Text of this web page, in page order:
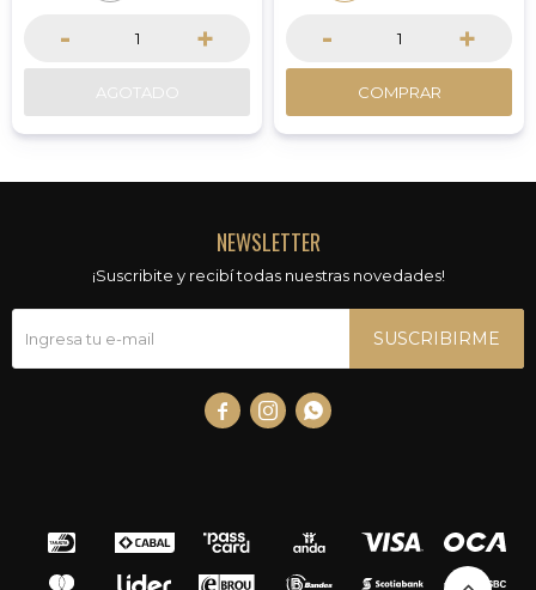
- +
AGOTADO
- +
COMPRAR
NEWSLETTER
¡Suscribite y recibí todas nuestras novedades!
SUSCRIBIRME
  